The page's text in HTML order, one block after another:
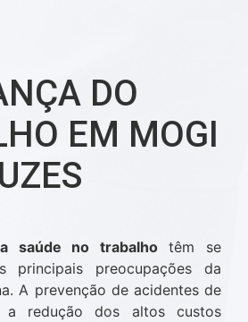
DO
EM MOGI
saúde no trabalhotêm se
principais preocupações da
A prevenção de acidentes de
a redução dos altos custos